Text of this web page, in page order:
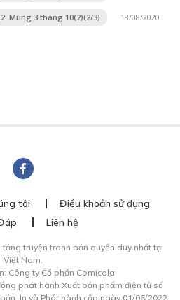
Mùng 3 tháng 10(2)(2/3) 18/08/2020
tôi
Điều khoản sử dụng
Liên hệ
truyện tranh bản quyền duy nhất tại
Việt Nam.
Công ty Cổ phần Comicola
phát hành Xuất bản phẩm điện tử số
In và Phát hành cấp ngày 01/06/2022